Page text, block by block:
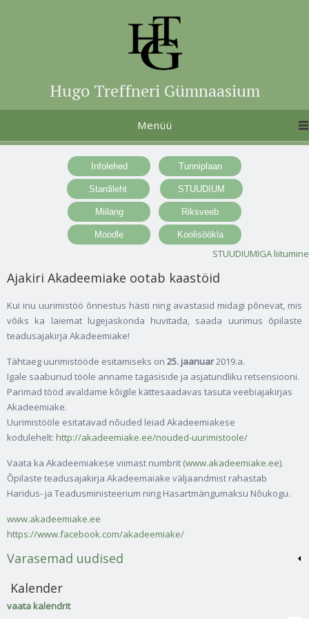
Hugo Treffneri Gümnaasium
Menüü
STUUDIUMIGA liitumine
Ajakiri Akadeemiake ootab kaastöid
Kui inu uurimistöö õnnestus hästi ning avastasid midagi põnevat, mis
võiks ka laiemat lugejaskonda huvitada, saada uurimus õpilaste
teadusajakirja Akadeemiake!
Tähtaeg uurimistööde esitamiseks on 25. jaanuar2019.a.
Igale saabunud tööle anname tagasiside ja asjatundliku retsensiooni.
Parimad tööd avaldame kõigile kättesaadavas tasuta veebiajakirjas
Akadeemiake.
Uurimistööle esitatavad nõuded leiad Akadeemiakese
kodulehelt: http://akadeemiake.ee/nouded-uurimistoole/
Vaata ka Akadeemiakese viimast numbrit (www.akadeemiake.ee).
Õpilaste teadusajakirja Akadeemaiake väljaandmist rahastab
Haridus- ja Teadusministeerium ning Hasartmängumaksu Nõukogu.
www.akadeemiake.ee
https://www.facebook.com/akadeemiake/
Varasemad uudised
Kalender
vaata kalendrit